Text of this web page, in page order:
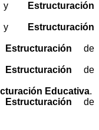
Estructuración
Estructuración
Estructuración de
Estructuración de
Educativa.
Estructuración de